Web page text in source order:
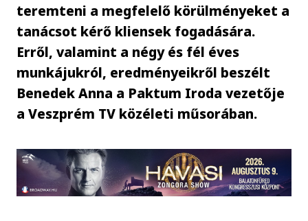
teremteni a megfelelő körülményeket a
tanácsot kérő kliensek fogadására.
Erről, valamint a négy és fél éves
munkájukról, eredményeikről beszélt
Benedek Anna a Paktum Iroda vezetője
a Veszprém TV közéleti műsorában.